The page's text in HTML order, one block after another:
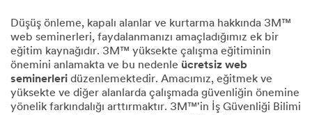
Düşüş önleme, kapalı alanlar ve kurtarma hakkında 3M™
web seminerleri, faydalanmanızı amaçladığımız ek bir
eğitim kaynağıdır. 3M™ yüksekte çalışma eğitiminin
önemini anlamakta ve bu nedenle ücretsiz web
seminerleri düzenlemektedir. Amacımız, eğitmek ve
yüksekte ve diğer alanlarda çalışmada güvenliğin önemine
yönelik farkındalığı arttırmaktır. 3M™'in İş Güvenliği Bilimi